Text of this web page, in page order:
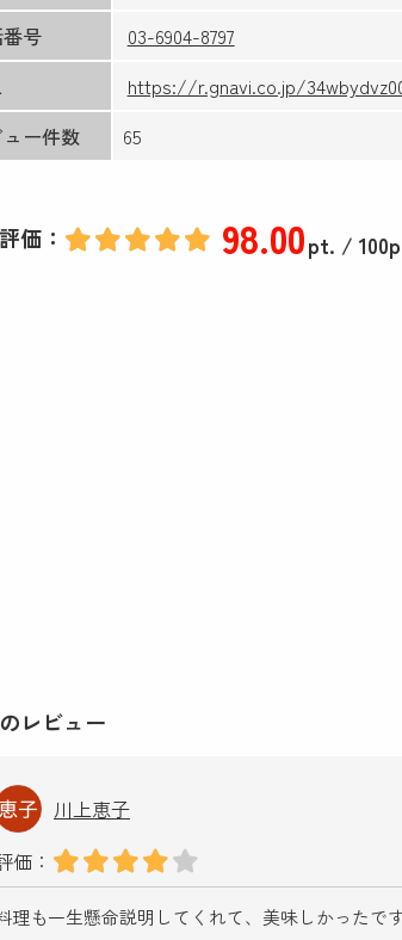
号
03-6904-8797
https://r.gnavi.co.jp/
ュー件数
65
価： 98.00pt. /
レビュー
川上恵子
価：
理も一生懸命説明してくれて、美味しかったです